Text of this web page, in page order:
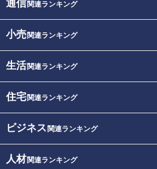
通信関連ランキング
小売関連ランキング
生活関連ランキング
住宅関連ランキング
ビジネス 関連ランキング
人材関連ランキング